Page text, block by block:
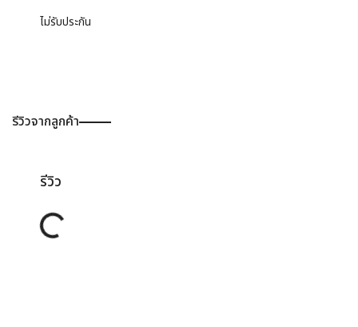
ไม่รับประกัน
รีวิวจากลูกค้า
รีวิว
Loading...